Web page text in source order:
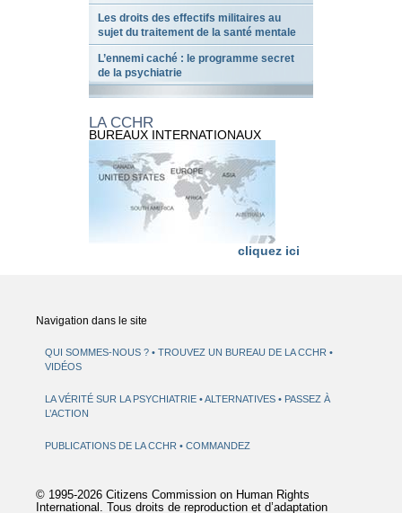
Les droits des effectifs militaires au
sujet du traitement de la santé mentale
L’ennemi caché : le programme secret
de la psychiatrie
LA CCHR
BUREAUX INTERNATIONAUX
cliquez ici
Navigation dans le site
QUI SOMMES-NOUS ?
TROUVEZ UN BUREAU DE LA CCHR
VIDÉOS
LA VÉRITÉ SUR LA PSYCHIATRIE ALTERNATIVES
PASSEZ À
L’ACTION
PUBLICATIONS DE LA CCHR COMMANDEZ
© 1995-2026 Citizens Commission on Human Rights
International. Tous droits de reproduction et d’adaptation